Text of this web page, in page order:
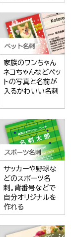
家族のワンちゃん
ネコちゃんなどペッ
トの写真と名前が
入るかわいい名刺
サッカーや野球な
どのスポーツ名
刺。背番号などで
自分オリジナルを
作れる